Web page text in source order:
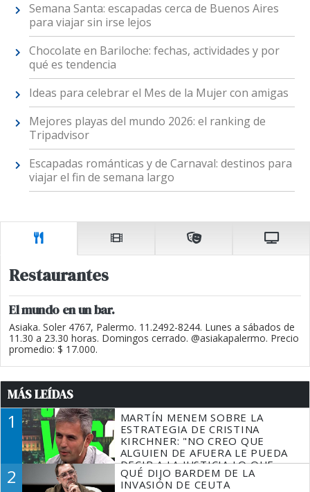
Semana Santa: escapadas cerca de Buenos Aires
para viajar sin irse lejos
Chocolate en Bariloche: fechas, actividades y por
qué es tendencia
Ideas para celebrar el Mes de la Mujer con amigas
Mejores playas del mundo 2026: el ranking de
Tripadvisor
Escapadas románticas y de Carnaval: destinos para
viajar el fin de semana largo
Restaurantes
El mundo en un bar.
Asiaka. Soler 4767, Palermo. 11.2492-8244. Lunes a sábados de
11.30 a 23.30 horas. Domingos cerrado. @asiakapalermo. Precio
promedio: $ 17.000.
MÁS LEÍDAS
1
MARTÍN MENEM SOBRE LA
ESTRATEGIA DE CRISTINA
KIRCHNER: "NO CREO QUE
ALGUIEN DE AFUERA LE PUEDA
DECIR A LA JUSTICIA LO QUE
TIENE QUE HACER"
2
QUÉ DIJO BARDEM DE LA
INVASIÓN DE CEUTA